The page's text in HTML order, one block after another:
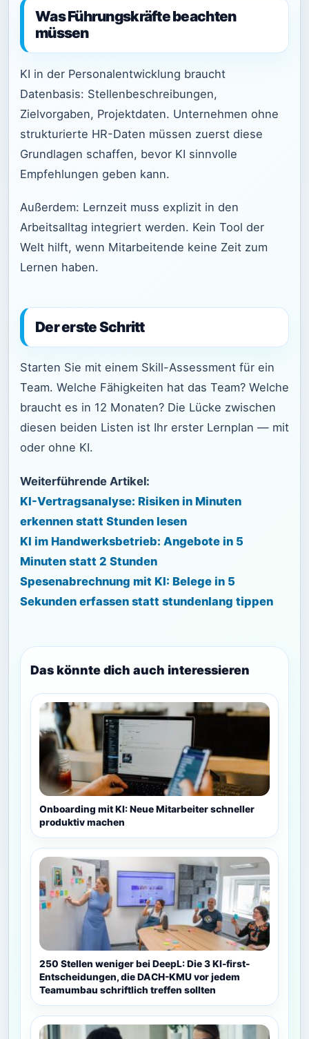
Was Führungskräfte beachten
müssen
KI in der Personalentwicklung braucht
Datenbasis: Stellenbeschreibungen,
Zielvorgaben, Projektdaten. Unternehmen ohne
strukturierte HR-Daten müssen zuerst diese
Grundlagen schaffen, bevor KI sinnvolle
Empfehlungen geben kann.
Außerdem: Lernzeit muss explizit in den
Arbeitsalltag integriert werden. Kein Tool der
Welt hilft, wenn Mitarbeitende keine Zeit zum
Lernen haben.
Der erste Schritt
Starten Sie mit einem Skill-Assessment für ein
Team. Welche Fähigkeiten hat das Team? Welche
braucht es in 12 Monaten? Die Lücke zwischen
diesen beiden Listen ist Ihr erster Lernplan — mit
oder ohne KI.
Weiterführende Artikel:
KI-Vertragsanalyse: Risiken in Minuten
erkennen statt Stunden lesen
KI im Handwerksbetrieb: Angebote in 5
Minuten statt 2 Stunden
Spesenabrechnung mit KI: Belege in 5
Sekunden erfassen statt stundenlang tippen
Das könnte dich auch interessieren
Onboarding mit KI: Neue Mitarbeiter schneller
produktiv machen
250 Stellen weniger bei DeepL: Die 3 KI-first-
Entscheidungen, die DACH-KMU vor jedem
Teamumbau schriftlich treffen sollten